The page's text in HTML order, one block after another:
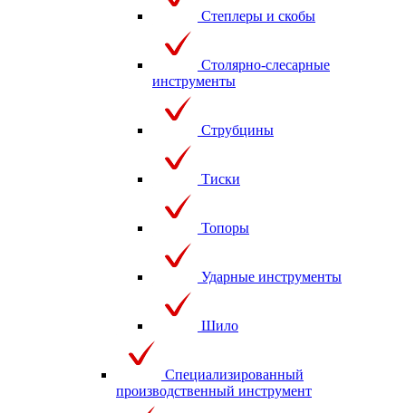
Степлеры и скобы
Столярно-слесарные
инструменты
Струбцины
Тиски
Топоры
Ударные инструменты
Шило
Специализированный
производственный инструмент